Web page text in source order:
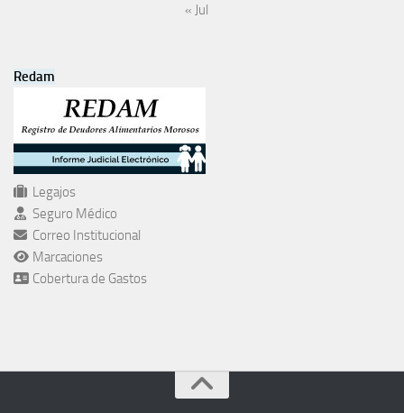
« Jul
Redam
Legajos
Seguro Médico
Correo Institucional
Marcaciones
Cobertura de Gastos